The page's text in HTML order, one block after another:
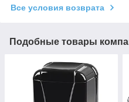
Все условия возврата
Подобные товары